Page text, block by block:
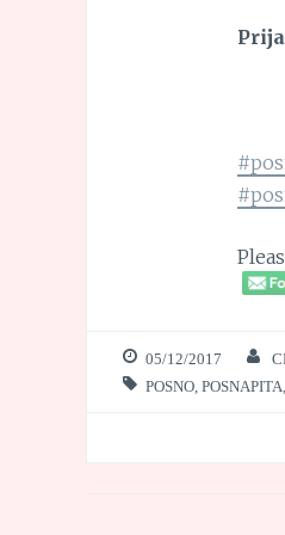
05/12/2017
POSNO POSNAPITA